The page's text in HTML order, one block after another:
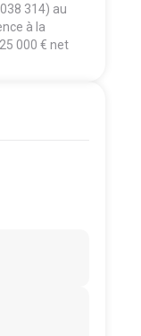
314) au
à la
000 € net